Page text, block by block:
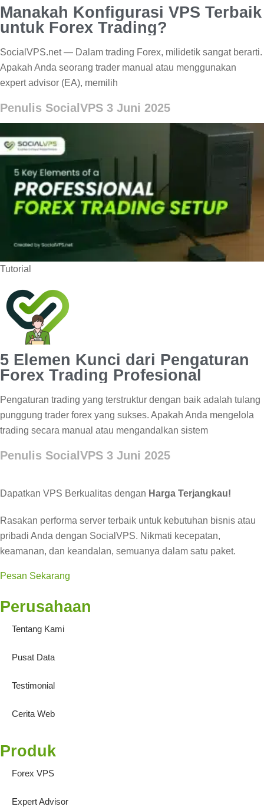
Manakah Konfigurasi VPS Terbaik
untuk Forex Trading?
SocialVPS.net — Dalam trading Forex, milidetik sangat berarti.
Apakah Anda seorang trader manual atau menggunakan
expert advisor (EA), memilih
Penulis SocialVPS 3 Juni 2025
Tutorial
5 Elemen Kunci dari Pengaturan
Forex Trading Profesional
Pengaturan trading yang terstruktur dengan baik adalah tulang
punggung trader forex yang sukses. Apakah Anda mengelola
trading secara manual atau mengandalkan sistem
Penulis SocialVPS 3 Juni 2025
Dapatkan VPS Berkualitas dengan Harga Terjangkau!
Rasakan performa server terbaik untuk kebutuhan bisnis atau
pribadi Anda dengan SocialVPS. Nikmati kecepatan,
keamanan, dan keandalan, semuanya dalam satu paket.
Pesan Sekarang
Perusahaan
Tentang Kami
Pusat Data
Testimonial
Cerita Web
Produk
Forex VPS
Expert Advisor